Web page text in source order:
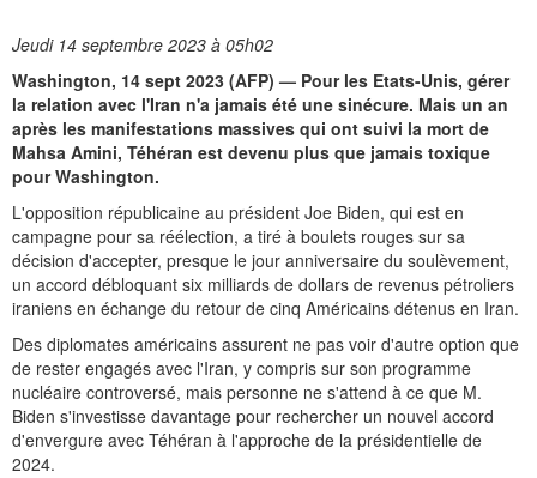
Jeudi 14 septembre 2023 à 05h02
Washington, 14 sept 2023 (AFP) — Pour les Etats-Unis, gérer
la relation avec l'Iran n'a jamais été une sinécure. Mais un an
après les manifestations massives qui ont suivi la mort de
Mahsa Amini, Téhéran est devenu plus que jamais toxique
pour Washington.
L'opposition républicaine au président Joe Biden, qui est en
campagne pour sa réélection, a tiré à boulets rouges sur sa
décision d'accepter, presque le jour anniversaire du soulèvement,
un accord débloquant six milliards de dollars de revenus pétroliers
iraniens en échange du retour de cinq Américains détenus en Iran.
Des diplomates américains assurent ne pas voir d'autre option que
de rester engagés avec l'Iran, y compris sur son programme
nucléaire controversé, mais personne ne s'attend à ce que M.
Biden s'investisse davantage pour rechercher un nouvel accord
d'envergure avec Téhéran à l'approche de la présidentielle de
2024.